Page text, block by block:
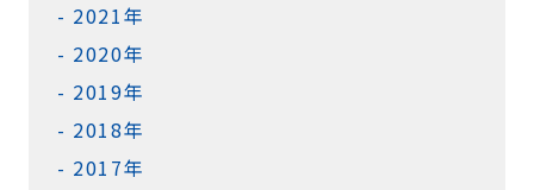
2021年
2020年
2019年
2018年
2017年